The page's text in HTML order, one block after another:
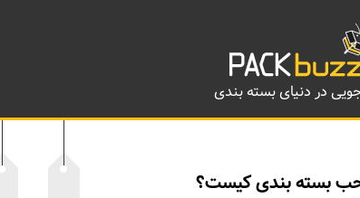
در دنیای بسته بندی
بسته بندی کیست؟